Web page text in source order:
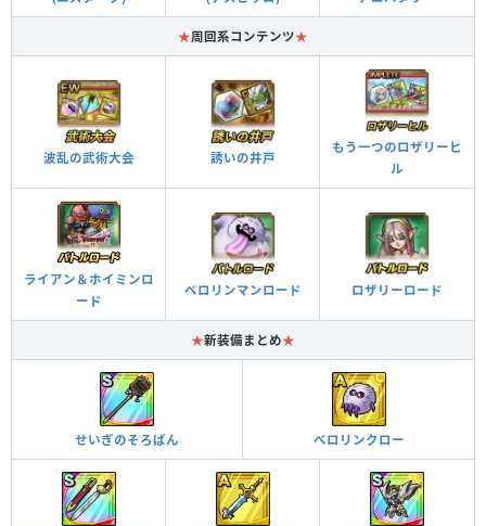
★周回系コンテンツ★
波乱の武術大会 誘いの井戸
もう一つのロザリーヒ
ル
ライアン＆ホイミンロ
ード
ベロリンマンロード ロザリーロード
★新装備まとめ★
せいぎのそろばん べロリンクロー